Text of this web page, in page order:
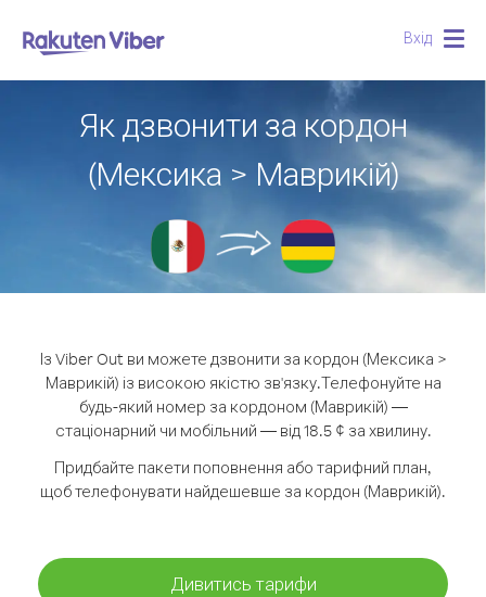
Вхід
Як дзвонити за кордон
(Мексика > Маврикій)
Із Viber Out ви можете дзвонити за кордон (Мексика >
Маврикій) із високою якістю зв'язку.Телефонуйте на
будь-який номер за кордоном (Маврикій) —
стаціонарний чи мобільний — від 18.5 ¢ за хвилину.
Придбайте пакети поповнення або тарифний план,
щоб телефонувати найдешевше за кордон (Маврикій).
Дивитись тарифи